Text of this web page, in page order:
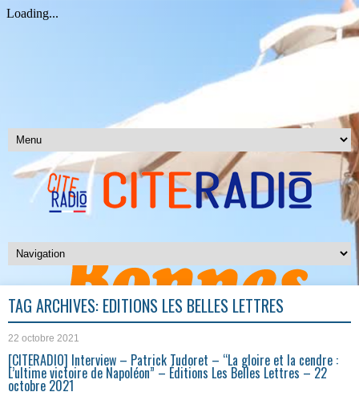
TAG ARCHIVES: EDITIONS LES BELLES LETTRES
22 octobre 2021
[CITERADIO] Interview – Patrick Tudoret – “La gloire et la cendre :
L’ultime victoire de Napoléon” – Éditions Les Belles Lettres – 22
octobre 2021